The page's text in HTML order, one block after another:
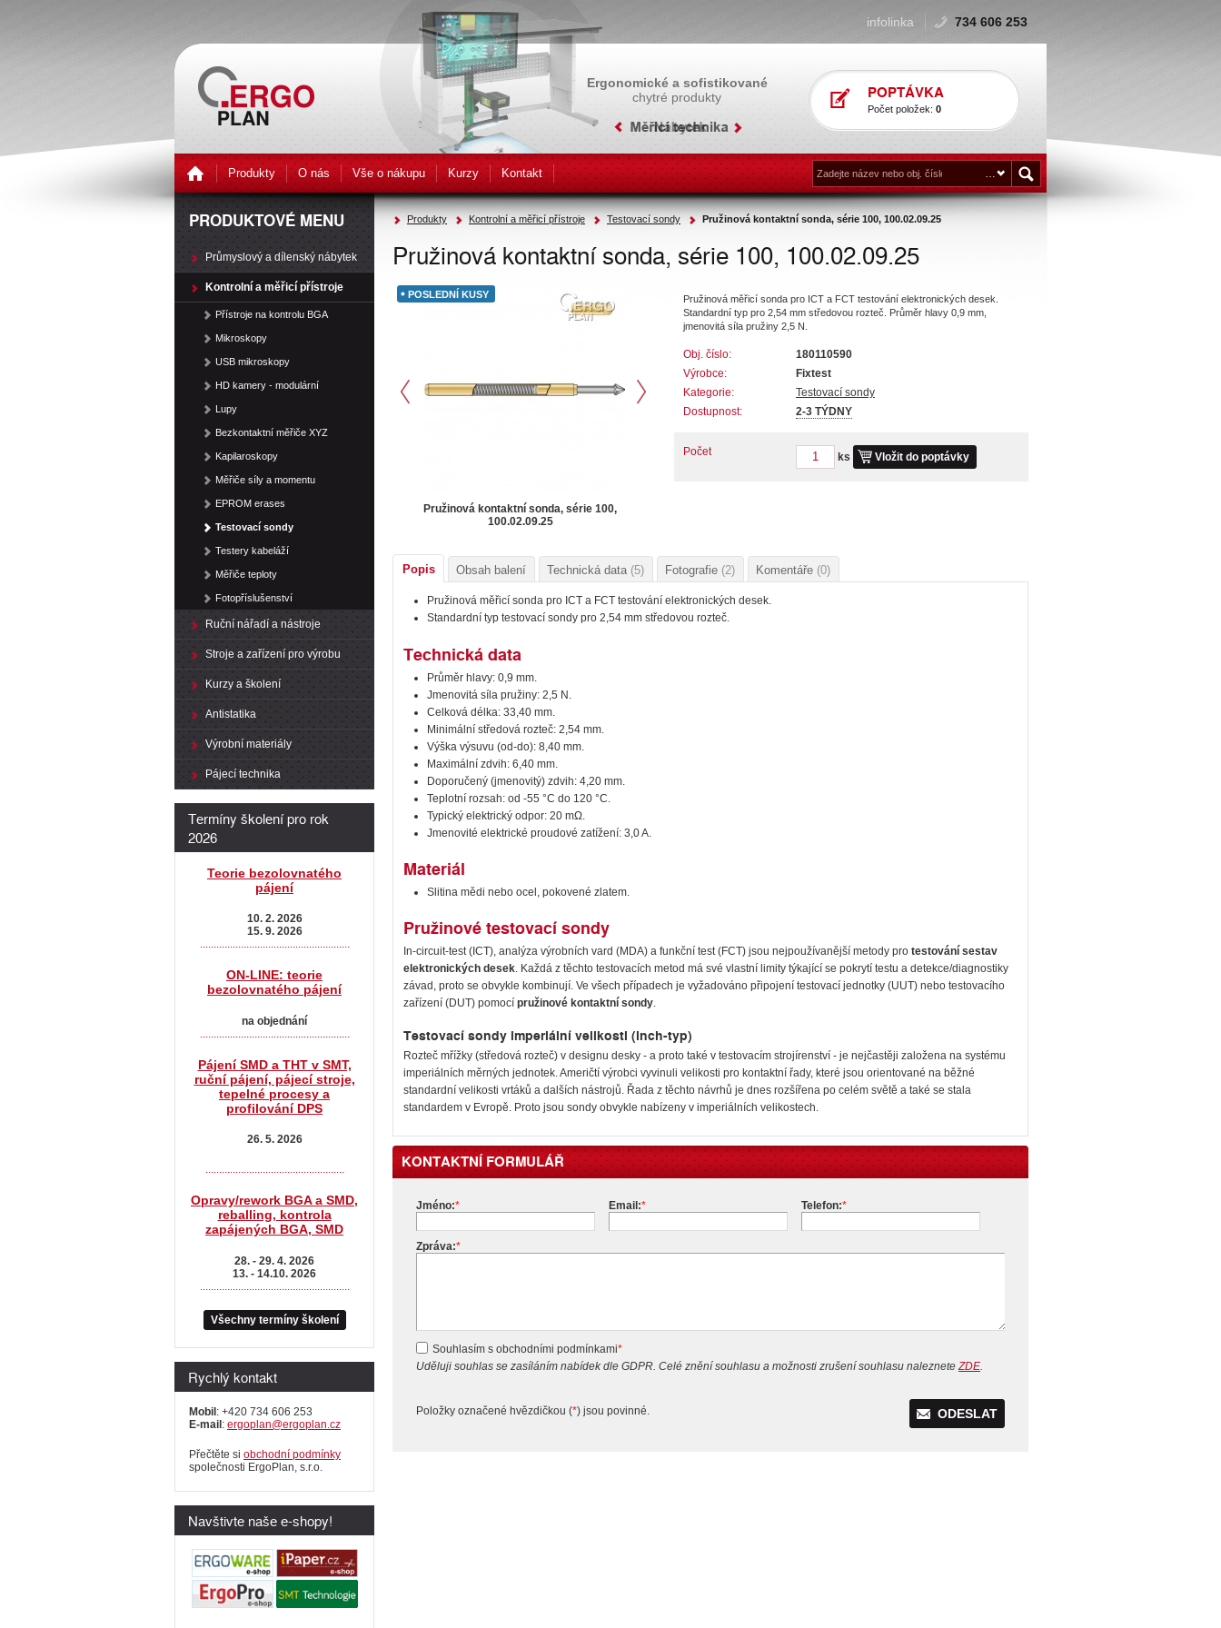
Ergonomické a sofistikované
chytré produkty
infolinka 734 606 253
POPTÁVKA
Počet položek: 0
Produkty O nás Vše o nákupu Kurzy Kontakt
Produkty Kontrolní a měřicí přístroje Testovací sondy Pružinová kontaktní sonda, série 100, 100.02.09.25
Pružinová kontaktní sonda, série 100, 100.02.09.25
Pružinová měřicí sonda pro ICT a FCT testování elektronických desek.
Standardní typ pro 2,54 mm středovou rozteč. Průměr hlavy 0,9 mm,
jmenovitá síla pružiny 2,5 N.
Obj. číslo:
180110590
Výrobce:
Fixtest
Kategorie:
Testovací sondy
Dostupnost:
2-3 TÝDNY
Počet ks Vložit do poptávky
POSLEDNÍ KUSY
Pružinová kontaktní sonda, série 100,
100.02.09.25
Popis Obsah balení Technická data (5) Fotografie (2) Komentáře (0)
Pružinová měřicí sonda pro ICT a FCT testování elektronických desek.
Standardní typ testovací sondy pro 2,54 mm středovou rozteč.
Technická data
Průměr hlavy: 0,9 mm.
Jmenovitá síla pružiny: 2,5 N.
Celková délka: 33,40 mm.
Minimální středová rozteč: 2,54 mm.
Výška výsuvu (od-do): 8,40 mm.
Maximální zdvih: 6,40 mm.
Doporučený (jmenovitý) zdvih: 4,20 mm.
Teplotní rozsah: od -55 °C do 120 °C.
Typický elektrický odpor: 20 mΩ.
Jmenovité elektrické proudové zatížení: 3,0 A.
Materiál
Slitina mědi nebo ocel, pokovené zlatem.
Pružinové testovací sondy
In-circuit-test (ICT), analýza výrobních vard (MDA) a funkční test (FCT) jsou nejpoužívanější metody pro testování sestav
elektronických desek. Každá z těchto testovacích metod má své vlastní limity týkající se pokrytí testu a detekce/diagnostiky
závad, proto se obvykle kombinují. Ve všech případech je vyžadováno připojení testovací jednotky (UUT) nebo testovacího
zařízení (DUT) pomocí pružinové kontaktní sondy.
Testovací sondy imperiální velikosti (inch-typ)
Rozteč mřížky (středová rozteč) v designu desky - a proto také v testovacím strojírenství - je nejčastěji založena na systému
imperiálních měrných jednotek. Američtí výrobci vyvinuli velikosti pro kontaktní řady, které jsou orientované na běžné
standardní velikosti vrtáků a dalších nástrojů. Řada z těchto návrhů je dnes rozšířena po celém světě a také se stala
standardem v Evropě. Proto jsou sondy obvykle nabízeny v imperiálních velikostech.
KONTAKTNÍ FORMULÁŘ
Jméno:* Email:* Telefon:*
Zpráva:*
Souhlasím s obchodními podmínkami*
Uděluji souhlas se zasíláním nabídek dle GDPR. Celé znění souhlasu a možnosti zrušení souhlasu nalezneteZDE.
ODESLAT
Položky označené hvězdičkou (*) jsou povinné.
PRODUKTOVÉ MENU
Průmyslový a dílenský nábytek
Kontrolní a měřicí přístroje
Přístroje na kontrolu BGA
Mikroskopy
USB mikroskopy
HD kamery - modulární
Lupy
Bezkontaktní měřiče XYZ
Kapilaroskopy
Měřiče síly a momentu
EPROM erases
Testovací sondy
Testery kabeláží
Měřiče teploty
Fotopříslušenství
Ruční nářadí a nástroje
Stroje a zařízení pro výrobu
Kurzy a školení
Antistatika
Výrobní materiály
Pájecí technika
Termíny školení pro rok
2026
Teorie bezolovnatého
pájení
10. 2. 2026
15. 9. 2026
.......................................................
ON-LINE: teorie
bezolovnatého pájení
na objednání
Pájení SMD a THT v SMT,
ruční pájení, pájecí stroje,
tepelné procesy a
profilování DPS
26. 5. 2026
...................................................
Opravy/rework BGA a SMD,
reballing, kontrola
zapájených BGA, SMD
28. - 29. 4. 2026
13. - 14.10. 2026
Všechny termíny školení
Rychlý kontakt
Mobil: +420 734 606 253
E-mail: ergoplan@ergoplan.cz
Přečtěte si obchodní podmínky
společnosti ErgoPlan, s.r.o.
Navštivte naše e-shopy!